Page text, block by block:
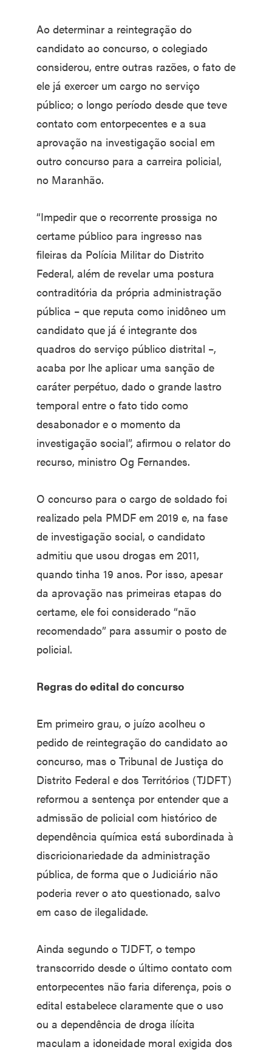
Ao determinar a reintegração do
candidato ao concurso, o colegiado
considerou, entre outras razões, o fato de
ele já exercer um cargo no serviço
público; o longo período desde que teve
contato com entorpecentes e a sua
aprovação na investigação social em
outro concurso para a carreira policial,
no Maranhão.
“Impedir que o recorrente prossiga no
certame público para ingresso nas
fileiras da Polícia Militar do Distrito
Federal, além de revelar uma postura
contraditória da própria administração
pública – que reputa como inidôneo um
candidato que já é integrante dos
quadros do serviço público distrital –,
acaba por lhe aplicar uma sanção de
caráter perpétuo, dado o grande lastro
temporal entre o fato tido como
desabonador e o momento da
investigação social”, afirmou o relator do
recurso, ministro Og Fernandes.
O concurso para o cargo de soldado foi
realizado pela PMDF em 2019 e, na fase
de investigação social, o candidato
admitiu que usou drogas em 2011,
quando tinha 19 anos. Por isso, apesar
da aprovação nas primeiras etapas do
certame, ele foi considerado “não
recomendado” para assumir o posto de
policial.
Regras do edital do conc​​​urso
Em primeiro grau, o juízo acolheu o
pedido de reintegração do candidato ao
concurso, mas o Tribunal de Justiça do
Distrito Federal e dos Territórios (TJDFT)
reformou a sentença por entender que a
admissão de policial com histórico de
dependência química está subordinada à
discricionariedade da administração
pública, de forma que o Judiciário não
poderia rever o ato questionado, salvo
em caso de ilegalidade.
Ainda segundo o TJDFT, o tempo
transcorrido desde o último contato com
entorpecentes não faria diferença, pois o
edital estabelece claramente que o uso
ou a dependência de droga ilícita
maculam a idoneidade moral exigida dos